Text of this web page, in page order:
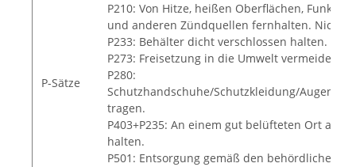
P-Sätze
P210: Von Hitze, heißen Oberflächen, Funken,
und anderen Zündquellen fernhalten. Nicht
P233: Behälter dicht verschlossen halten.
P273: Freisetzung in die Umwelt vermeiden.
P280:
Schutzhandschuhe/Schutzkleidung/
tragen.
P403+P235: An einem gut belüfteten Ort
halten.
P501: Entsorgung gemäß den behördlichen